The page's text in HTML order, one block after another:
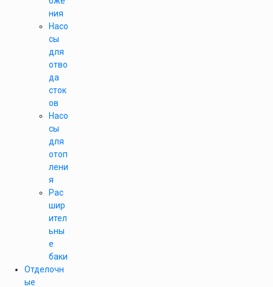
ния
Насо
сы
для
отво
да
сток
ов
Насо
сы
для
отоп
лени
я
Рас
шир
ител
ьны
е
баки
Отделочн
ые